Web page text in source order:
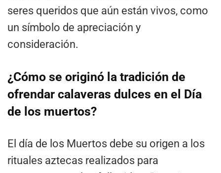
seres queridos que aún están vivos, como
un símbolo de apreciación y
consideración.
¿Cómo se originó la tradición de
ofrendar calaveras dulces en el Día
de los muertos?
El día de los Muertos debe su origen a los
rituales aztecas realizados para